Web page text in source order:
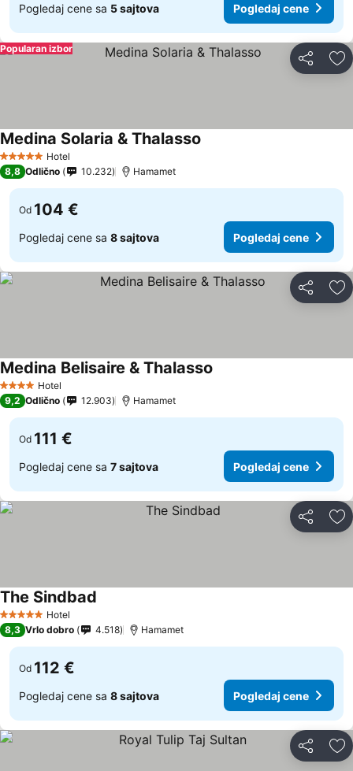
Pogledaj cene sa 5 sajtova Pogledaj cene
Deli
Popularan izbor
5 ZvezdiceHotel
Medina Solaria & Thalasso
8,8 Odlično 10.232 Hamamet
Od 104 €
Pogledaj cene sa 8 sajtova Pogledaj cene
Deli
4 ZvezdiceHotel
Medina Belisaire & Thalasso
9,2 Odlično 12.903 Hamamet
Od 111 €
Pogledaj cene sa 7 sajtova Pogledaj cene
Deli
5 ZvezdiceHotel
The Sindbad
8,3 Vrlo dobro 4.518 Hamamet
Od 112 €
Pogledaj cene sa 8 sajtova Pogledaj cene
Deli